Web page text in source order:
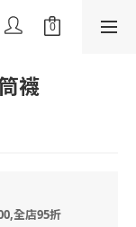
襪
全店95折